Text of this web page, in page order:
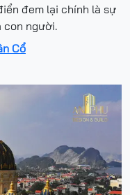
đem lại chính là sự
con người.
Cổ